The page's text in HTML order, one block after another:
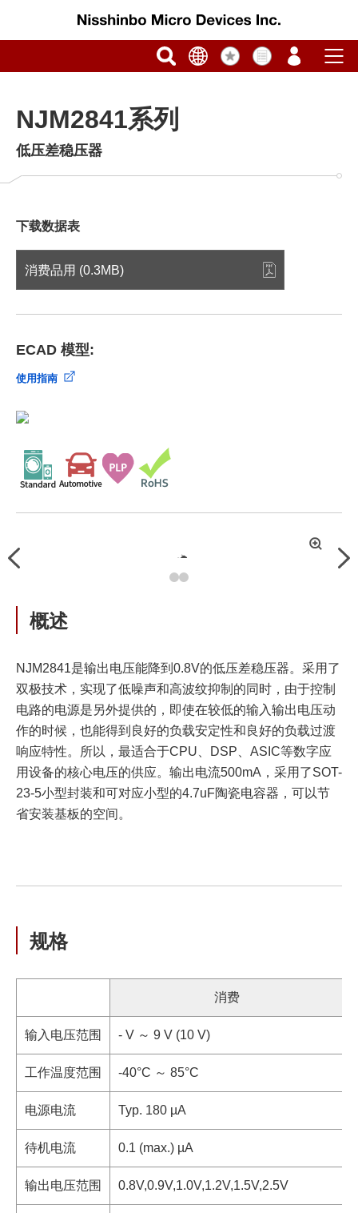
NJM2841系列
低压差稳压器
下载数据表
消费品用 (0.3MB)
ECAD 模型:
使用指南
Previous
拡
概述
NJM2841是输出电压能降到0.8V的低压差稳压器。采用了
双极技术，实现了低噪声和高波纹抑制的同时，由于控制
电路的电源是另外提供的，即使在较低的输入输出电压动
作的时候，也能得到良好的负载安定性和良好的负载过渡
响应特性。所以，最适合于CPU、DSP、ASIC等数字应
用设备的核心电压的供应。输出电流500mA，采用了SOT-
23-5小型封装和可对应小型的4.7uF陶瓷电容器，可以节
省安装基板的空间。
规格
消费
输入电压范围 - V ～ 9 V (10 V)
工作温度范围 -40°C ～ 85°C
电源电流 Typ. 180 µA
待机电流 0.1 (max.) µA
输出电压范围 0.8V,0.9V,1.0V,1.2V,1.5V,2.5V